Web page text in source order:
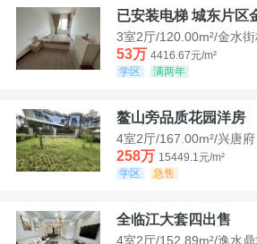
3室2厅/120.00m²/金水
53万 4416.67元/m²
学区
满两年
鳌山旁品质花园洋房
4室2厅/167.00m²/兴唐府
258万 15449.1元/m²
学区
急售
全临江大套四出售
4室2厅/152.89m²/逸水